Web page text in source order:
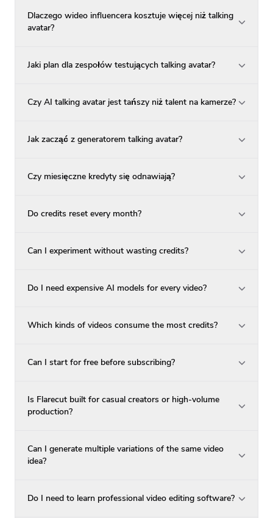
Dlaczego wideo influencera kosztuje więcej niż talking
avatar?
Jaki plan dla zespołów testujących talking avatar?
Czy AI talking avatar jest tańszy niż talent na kamerze?
Jak zacząć z generatorem talking avatar?
Czy miesięczne kredyty się odnawiają?
Do credits reset every month?
Can I experiment without wasting credits?
Do I need expensive AI models for every video?
Which kinds of videos consume the most credits?
Can I start for free before subscribing?
Is Flarecut built for casual creators or high-volume
production?
Can I generate multiple variations of the same video
idea?
Do I need to learn professional video editing software?